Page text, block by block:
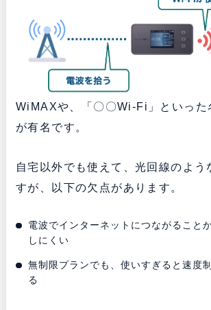
WiMAXや、「〇〇Wi-Fi」といった
が有名です。
自宅以外でも使えて、光回線のよう
すが、以下の欠点があります。
電波でインターネットにつながること
しにくい
無制限プランでも、使いすぎると速度
る